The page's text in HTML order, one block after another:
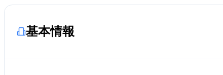
基本情報